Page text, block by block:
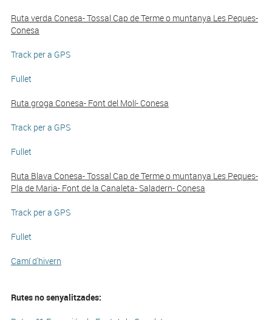
Ruta verda Conesa- Tossal Cap de Terme o muntanya Les Peques-
Conesa
Track per a GPS
Fullet
Ruta groga Conesa- Font del Molí- Conesa
Track per a GPS
Fullet
Ruta Blava Conesa- Tossal Cap de Terme o muntanya Les Peques-
Pla de Maria- Font de la Canaleta- Saladern- Conesa
Track per a GPS
Fullet
Camí d'hivern
Rutes no senyalitzades: